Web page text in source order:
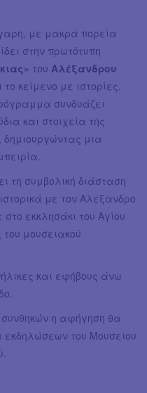
με μακρά πορεία
στην πρωτότυπη
του Αλέξανδρου
το κείμενο με ιστορίες,
συνδυάζει
και στοιχεία της
μια
τη συμβολική διάσταση
με τον Αλέξανδρο
εκκλησάκι του Αγίου
του μουσειακού
και εφήβους άνω
συνθηκών η αφήγηση θα
εκδηλώσεων του Μουσείου